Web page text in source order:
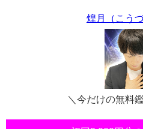
煌月（こう
＼今だけの無料